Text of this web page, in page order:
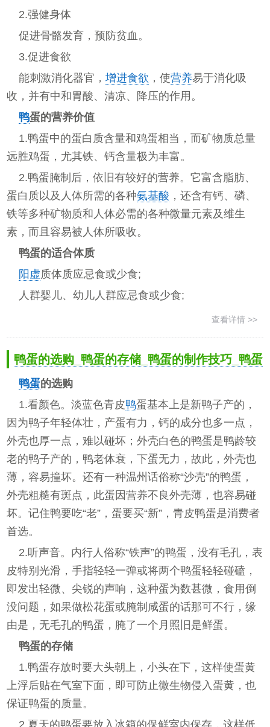
2.强健身体
促进骨骼发育，预防贫血。
3.促进食欲
能刺激消化器官，增进食欲 ，使营养易于消化吸
收，并有中和胃酸、清凉、降压的作用。
鸭蛋的营养价值
1.鸭蛋中的蛋白质含量和鸡蛋相当，而矿物质总量
远胜鸡蛋，尤其铁、钙含量极为丰富。
2.鸭蛋腌制后，依旧有较好的营养。它富含脂肪、
蛋白质以及人体所需的各种氨基酸 ，还含有钙、磷、
铁等多种矿物质和人体必需的各种微量元素及维生
素，而且容易被人体所吸收。
鸭蛋的适合体质
阳虚质体质应忌食或少食;
人群婴儿、幼儿人群应忌食或少食;
查看详情 >>
鸭蛋的选购_鸭蛋的存储_鸭蛋的制作技巧_鸭蛋
鸭蛋的选购
1.看颜色。淡蓝色青皮鸭蛋基本上是新鸭子产的，
因为鸭子年轻体壮，产蛋有力，钙的成分也多一点，
外壳也厚一点，难以碰坏；外壳白色的鸭蛋是鸭龄较
老的鸭子产的，鸭老体衰，下蛋无力，故此，外壳也
薄，容易撞坏。还有一种温州话俗称“沙壳”的鸭蛋，
外壳粗糙有斑点，此蛋因营养不良外壳薄，也容易碰
坏。记住鸭要吃“老”，蛋要买“新”，青皮鸭蛋是消费者
首选。
2.听声音。内行人俗称“铁声”的鸭蛋，没有毛孔，表
皮特别光滑，手指轻轻一弹或将两个鸭蛋轻轻碰磕，
即发出轻微、尖锐的声响，这种蛋为数甚微，食用倒
没问题，如果做松花蛋或腌制咸蛋的话那可不行，缘
由是，无毛孔的鸭蛋，腌了一个月照旧是鲜蛋。
鸭蛋的存储
1.鸭蛋存放时要大头朝上，小头在下，这样使蛋黄
上浮后贴在气室下面，即可防止微生物侵入蛋黄，也
保证鸭蛋的质量。
2.夏天的鸭蛋要放入冰箱的保鲜室内保存，这样低